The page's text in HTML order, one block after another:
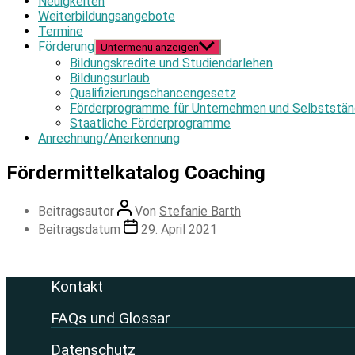
Weiterbildungsangebote
Termine
Förderung Untermenü anzeigen
Bildungskredite und Studiendarlehen
Bildungsurlaub
Qualifizierungschancengesetz
Förderprogramme für Unternehmen und
Staatliche Förderprogramme
Anrechnung/Anerkennung
Fördermittelkatalog Coaching
Beitragsautor Von Stefanie Barth
Beitragsdatum
29. April 2021
Kontakt
FAQs und Glossar
Datenschutz